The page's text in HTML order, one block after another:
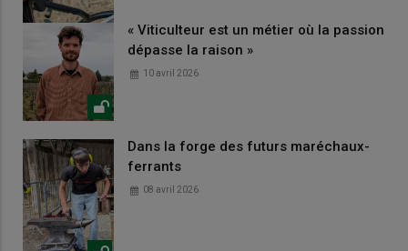
« Viticulteur est un métier où la passion
dépasse la raison »
10 avril 2026
Dans la forge des futurs maréchaux-
ferrants
08 avril 2026